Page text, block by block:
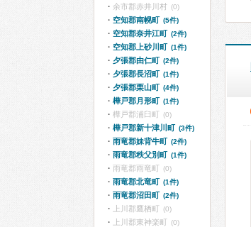
余市郡赤井川村 (0)
空知郡南幌町 (5件)
空知郡奈井江町 (2件)
空知郡上砂川町 (1件)
夕張郡由仁町 (2件)
夕張郡長沼町 (1件)
夕張郡栗山町 (4件)
樺戸郡月形町 (1件)
樺戸郡浦臼町 (0)
樺戸郡新十津川町 (3件)
雨竜郡妹背牛町 (2件)
雨竜郡秩父別町 (1件)
雨竜郡雨竜町 (0)
雨竜郡北竜町 (1件)
雨竜郡沼田町 (2件)
上川郡鷹栖町 (0)
上川郡東神楽町 (0)